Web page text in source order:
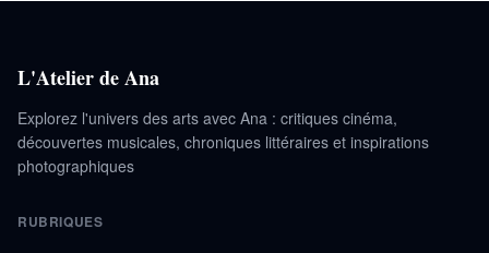
L'Atelier de Ana
Explorez l'univers des arts avec Ana : critiques cinéma,
découvertes musicales, chroniques littéraires et inspirations
photographiques
RUBRIQUES